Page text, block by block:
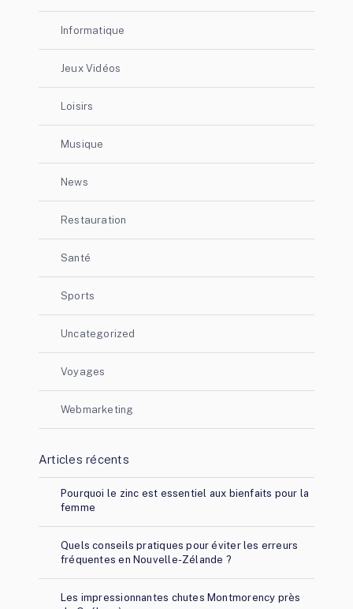
Informatique
Jeux Vidéos
Loisirs
Musique
News
Restauration
Santé
Sports
Uncategorized
Voyages
Webmarketing
Articles récents
Pourquoi le zinc est essentiel aux bienfaits pour la
femme
Quels conseils pratiques pour éviter les erreurs
fréquentes en Nouvelle-Zélande ?
Les impressionnantes chutes Montmorency près